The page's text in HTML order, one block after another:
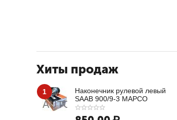
Хиты продаж
1
Наконечник рулевой левый
SAAB 900/9-3 MAPCO